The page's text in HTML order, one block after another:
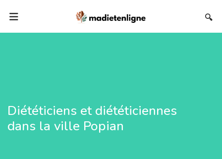
🔍
Diététiciens et diététiciennes
dans la ville Popian